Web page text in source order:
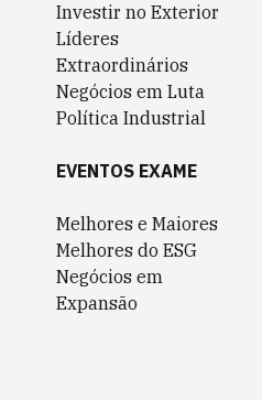
Investir no Exterior
Líderes
Extraordinários
Negócios em Luta
Política Industrial
EVENTOS EXAME
Melhores e Maiores
Melhores do ESG
Negócios em
Expansão